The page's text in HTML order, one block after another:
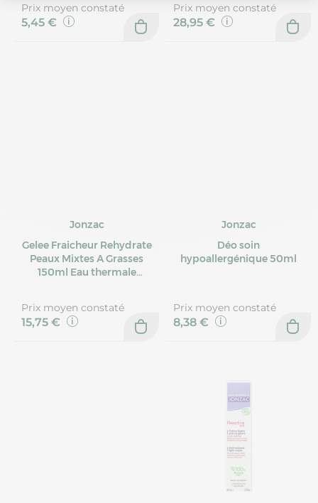
Prix moyen constaté
5,45 €
Prix moyen constaté
28,95 €
Jonzac
Gelee Fraicheur Rehydrate
Peaux Mixtes A Grasses
150ml Eau thermale
Prix moyen constaté
15,75 €
Jonzac
Déo soin
hypoallergénique 50ml
Prix moyen constaté
8,38 €